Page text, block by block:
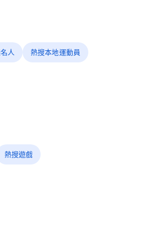
人 熱搜本地運動員
熱搜遊戲